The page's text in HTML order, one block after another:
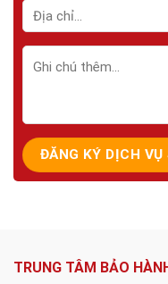
TRUNG TÂM BẢO